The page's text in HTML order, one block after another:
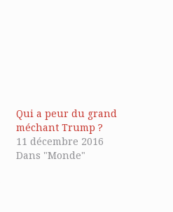
Qui a peur du grand
méchant Trump ?
11 décembre 2016
Dans "Monde"